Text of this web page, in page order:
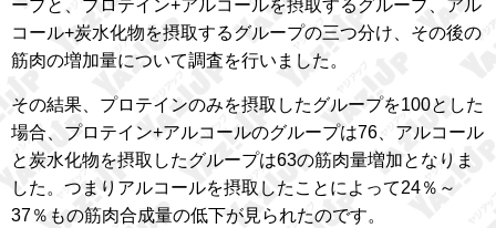
ープと、プロテイン+アルコールを摂取するグループ、アル
コール+炭水化物を摂取するグループの三つ分け、その後の
筋肉の増加量について調査を行いました。
その結果、プロテインのみを摂取したグループを100とした
場合、プロテイン+アルコールのグループは76、アルコール
と炭水化物を摂取したグループは63の筋肉量増加となりま
した。つまりアルコールを摂取したことによって24％～
37％もの筋肉合成量の低下が見られたのです。